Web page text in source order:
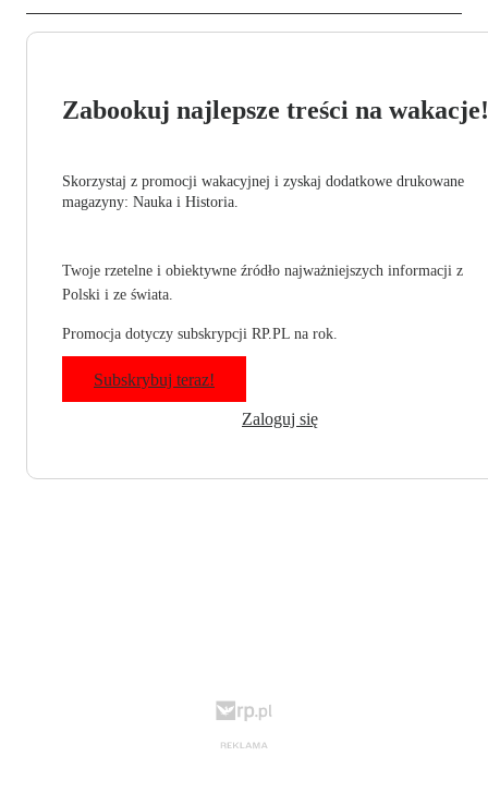
Zabookuj najlepsze treści na wakacje!
Skorzystaj z promocji wakacyjnej i zyskaj dodatkowe drukowane
magazyny: Nauka i Historia.
Twoje rzetelne i obiektywne źródło najważniejszych informacji z
Polski i ze świata.
Promocja dotyczy subskrypcji RP.PL na rok.
Subskrybuj teraz!
Zaloguj się